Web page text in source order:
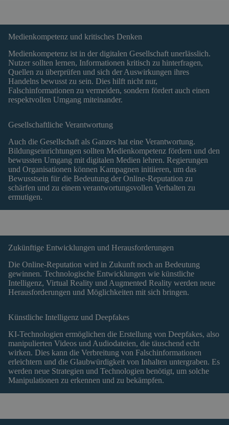
Medienkompetenz und kritisches Denken
Medienkompetenz ist in der digitalen Gesellschaft unerlässlich.
Nutzer sollten lernen, Informationen kritisch zu hinterfragen,
Quellen zu überprüfen und sich der Auswirkungen ihres
Handelns bewusst zu sein. Dies hilft nicht nur,
Falschinformationen zu vermeiden, sondern fördert auch einen
respektvollen Umgang miteinander.
Gesellschaftliche Verantwortung
Auch die Gesellschaft als Ganzes hat eine Verantwortung.
Bildungseinrichtungen sollten Medienkompetenz fördern und den
bewussten Umgang mit digitalen Medien lehren. Regierungen
und Organisationen können Kampagnen initiieren, um das
Bewusstsein für die Bedeutung der Online-Reputation zu
schärfen und zu einem verantwortungsvollen Verhalten zu
ermutigen.
Zukünftige Entwicklungen und Herausforderungen
Die Online-Reputation wird in Zukunft noch an Bedeutung
gewinnen. Technologische Entwicklungen wie künstliche
Intelligenz, Virtual Reality und Augmented Reality werden neue
Herausforderungen und Möglichkeiten mit sich bringen.
Künstliche Intelligenz und Deepfakes
KI-Technologien ermöglichen die Erstellung von Deepfakes, also
manipulierten Videos und Audiodateien, die täuschend echt
wirken. Dies kann die Verbreitung von Falschinformationen
erleichtern und die Glaubwürdigkeit von Inhalten untergraben. Es
werden neue Strategien und Technologien benötigt, um solche
Manipulationen zu erkennen und zu bekämpfen.